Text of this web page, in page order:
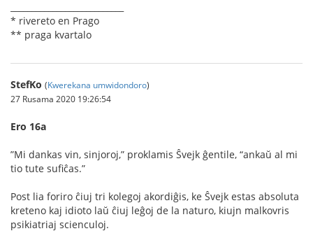
* rivereto en Prago
** praga kvartalo
StefKo (Kwerekana umwidondoro)
27 Rusama 2020 19:26:54
Ero 16a
”Mi dankas vin, sinjoroj,” proklamis Ŝvejk ĝentile, “ankaŭ al mi
tio tute suﬁĉas.”
Post lia foriro ĉiuj tri kolegoj akordiĝis, ke Ŝvejk estas absoluta
kreteno kaj idioto laŭ ĉiuj leĝoj de la naturo, kiujn malkovris
psikiatriaj scienculoj.